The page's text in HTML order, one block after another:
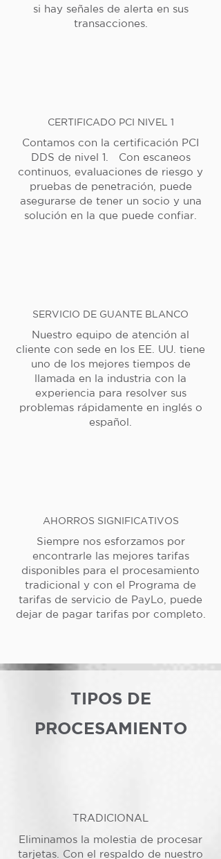
si hay señales de alerta en sus
transacciones.
CERTIFICADO PCI NIVEL 1
Contamos con la certificación PCI
DDS de nivel 1. Con escaneos
continuos, evaluaciones de riesgo y
pruebas de penetración, puede
asegurarse de tener un socio y una
solución en la que puede confiar.
SERVICIO DE GUANTE BLANCO
Nuestro equipo de atención al
cliente con sede en los EE. UU. tiene
uno de los mejores tiempos de
llamada en la industria con la
experiencia para resolver sus
problemas rápidamente en inglés o
español.
AHORROS SIGNIFICATIVOS
Siempre nos esforzamos por
encontrarle las mejores tarifas
disponibles para el procesamiento
tradicional y con el Programa de
tarifas de servicio de PayLo, puede
dejar de pagar tarifas por completo.
TIPOS DE
PROCESAMIENTO
TRADICIONAL
Eliminamos la molestia de procesar
tarjetas. Con el respaldo de nuestro